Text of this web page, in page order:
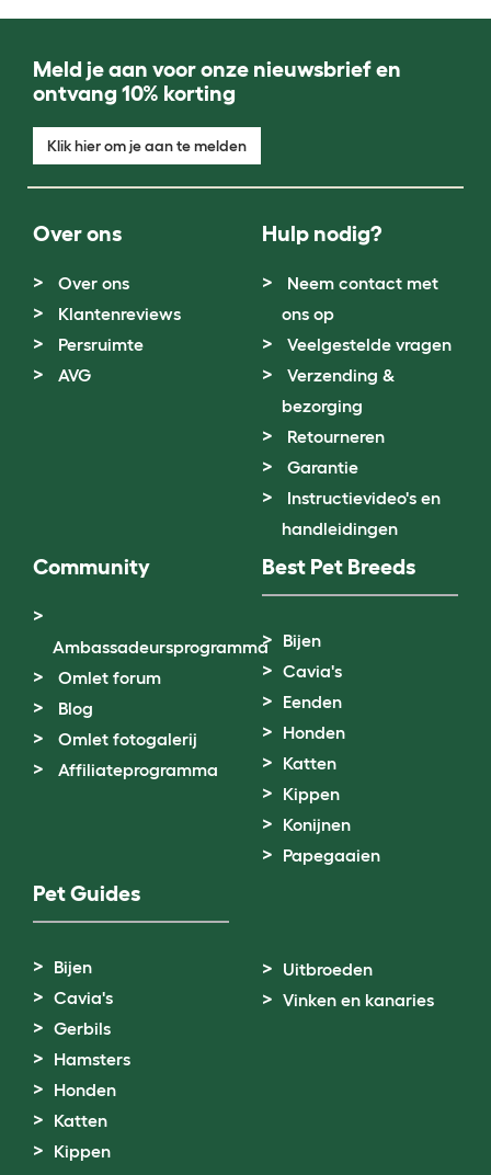
Meld je aan voor onze nieuwsbrief en
ontvang 10% korting
Klik hier om je aan te melden
Over ons
Over ons
Klantenreviews
Persruimte
AVG
Hulp nodig?
Neem contact met
ons op
Veelgestelde vragen
Verzending &
bezorging
Retourneren
Garantie
Instructievideo's en
handleidingen
Community
Ambassadeursprogramma
Omlet forum
Blog
Omlet fotogalerij
Affiliateprogramma
Best Pet Breeds
Bijen
Cavia's
Eenden
Honden
Katten
Kippen
Konijnen
Papegaaien
Pet Guides
Bijen
Cavia's
Gerbils
Hamsters
Honden
Katten
Kippen
Uitbroeden
Vinken en kanaries